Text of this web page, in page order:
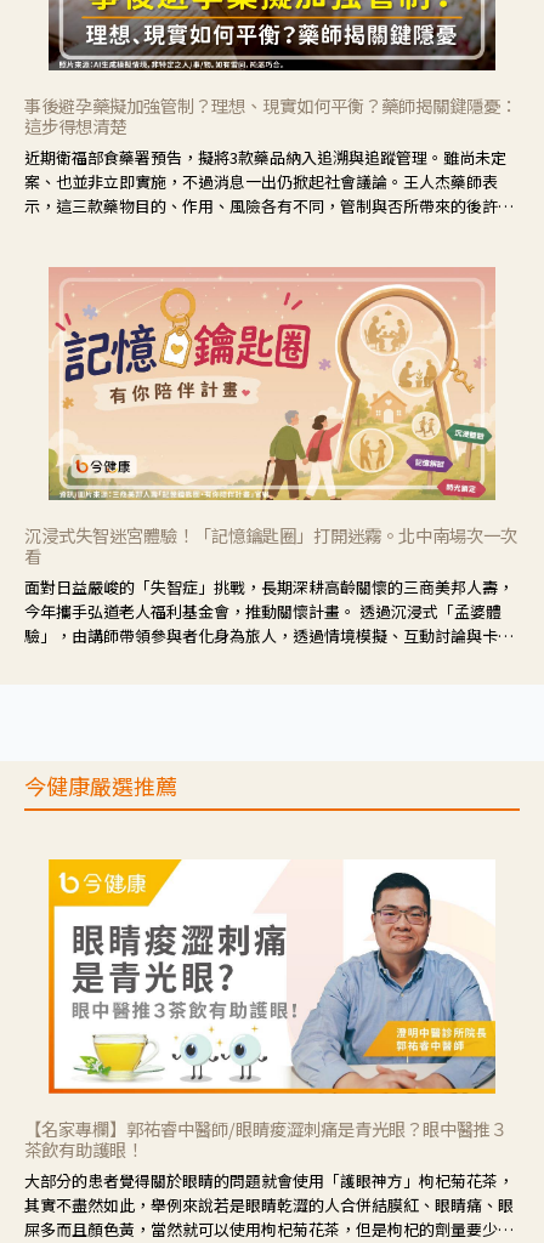
事後避孕藥擬加強管制？理想、現實如何平衡？藥師揭關鍵隱憂：
這步得想清楚
近期衛福部食藥署預告，擬將3款藥品納入追溯與追蹤管理。雖尚未定
案、也並非立即實施，不過消息一出仍掀起社會議論。王人杰藥師表
示，這三款藥物目的、作用、風險各有不同，管制與否所帶來的後許影
沉浸式失智迷宮體驗！「記憶鑰匙圈」打開迷霧。北中南場次一次
看
面對日益嚴峻的「失智症」挑戰，長期深耕高齡關懷的三商美邦人壽，
今年攜手弘道老人福利基金會，推動關懷計畫。 透過沉浸式「孟婆體
驗」，由講師帶領參與者化身為旅人，透過情境模擬、互動討論與卡牌
今健康嚴選推薦
【名家專欄】郭祐睿中醫師/眼睛痠澀刺痛是青光眼？眼中醫推３
茶飲有助護眼！
大部分的患者覺得關於眼睛的問題就會使用「護眼神方」枸杞菊花茶，
其實不盡然如此，舉例來說若是眼睛乾澀的人合併結膜紅、眼睛痛、眼
屎多而且顏色黃，當然就可以使用枸杞菊花茶，但是枸杞的劑量要少，